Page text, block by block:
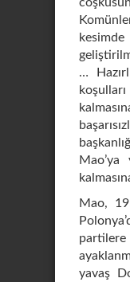
…
Mao’ya
Mao,
yavaş